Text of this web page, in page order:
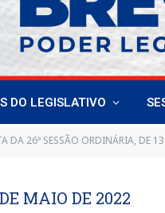
DO LEGISLATIVO
DA 26ª SESSÃO ORDINÁRIA, DE
MAIO DE 2022